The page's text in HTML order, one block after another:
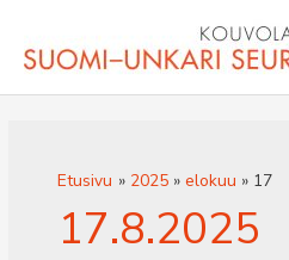
sisältöön
Etusivu 2025 elokuu 17
17.8.2025